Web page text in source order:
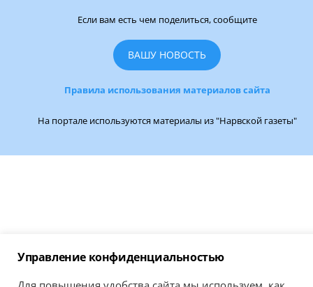
Если вам есть чем поделиться, сообщите
ВАШУ НОВОСТЬ
Правила использования материалов сайта
На портале используются материалы из "Нарвской газеты"
Управление конфиденциальностью